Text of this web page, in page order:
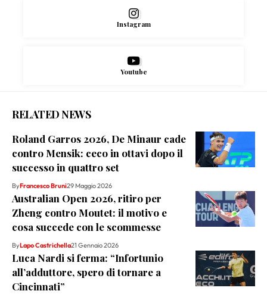
Instagram
Youtube
RELATED NEWS
Roland Garros 2026, De Minaur cade
contro Mensik: ceco in ottavi dopo il
successo in quattro set
ByFrancesco Bruni29 Maggio 2026
Australian Open 2026, ritiro per
Zheng contro Moutet: il motivo e
cosa succede con le scommesse
ByLapo Castrichella21 Gennaio 2026
Luca Nardi si ferma: “Infortunio
all’adduttore, spero di tornare a
Cincinnati”